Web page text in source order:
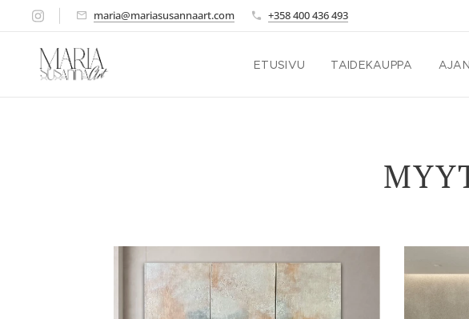
maria@mariasusannaart.com +358 400 436 493
ETUSIVU TAIDEKAUPPA